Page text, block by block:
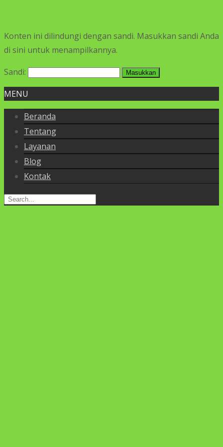
Konten ini dilindungi dengan sandi. Masukkan sandi Anda
di sini untuk menampilkannya.
Sandi:
MENU
Beranda
Tentang
Layanan
Blog
Kontak